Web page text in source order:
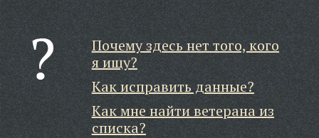
Почему здесь нет того, кого
я ищу?
Как исправить данные?
Как мне найти ветерана из
списка?